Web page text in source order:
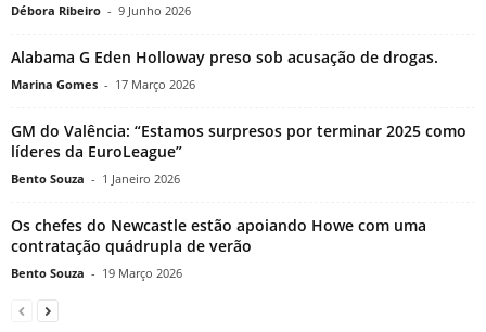
Débora Ribeiro - 9 Junho 2026
Alabama G Eden Holloway preso sob acusação de drogas.
Marina Gomes - 17 Março 2026
GM do Valência: “Estamos surpresos por terminar 2025 como
líderes da EuroLeague”
Bento Souza - 1 Janeiro 2026
Os chefes do Newcastle estão apoiando Howe com uma
contratação quádrupla de verão
Bento Souza - 19 Março 2026